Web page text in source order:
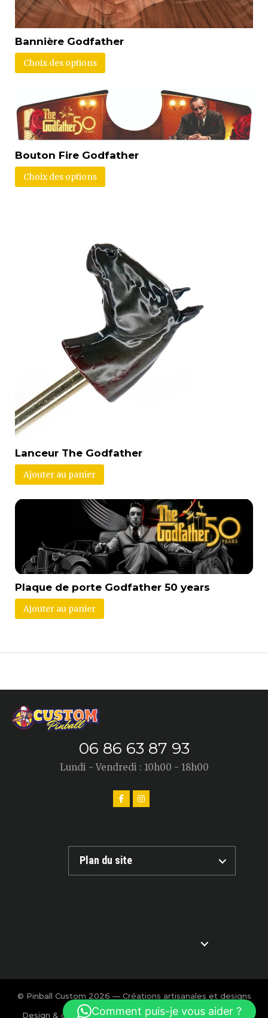
Bannière Godfather
Choix des options
Bouton Fire Godfather
Choix des options
Lanceur The Godfather
Ajouter au panier
Plaque de porte Godfather 50 years
Ajouter au panier
06 86 63 87 93
Lundi - Vendredi : 10h00 - 18h00
Plan du site
© Pinball Custom 2026 — Créations artisanales et designs
exclusifs pour flipper.
Design & création : Charlotte Calmon — Agence BOOM!
Comment puis-je vous aider ?